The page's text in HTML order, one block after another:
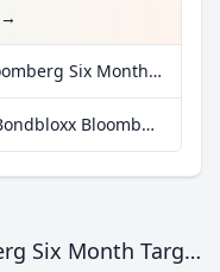
→
Mehr Daten zu Bondbloxx Bloomberg Six Month Target Duration US Treasury ETF bei extraETF
Mehr Fundamentaldaten zu Bondbloxx Bloomberg Six Month Target Duration US Treasury ETF bei Parqet
ETFs mit Bondbloxx Bloomberg Six Month Target Duration US Treasury ETF